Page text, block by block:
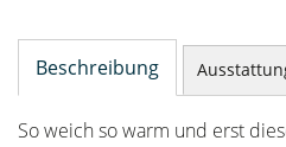
Beschreibung
So weich so warm und erst